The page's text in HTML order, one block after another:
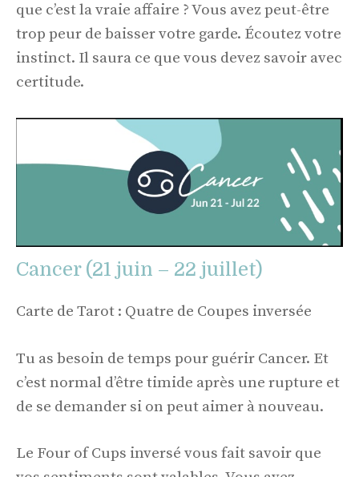
que c’est la vraie affaire ? Vous avez peut-être
trop peur de baisser votre garde. Écoutez votre
instinct. Il saura ce que vous devez savoir avec
certitude.
Cancer (21 juin – 22 juillet)
Carte de Tarot : Quatre de Coupes inversée
Tu as besoin de temps pour guérir Cancer. Et
c’est normal d’être timide après une rupture et
de se demander si on peut aimer à nouveau.
Le Four of Cups inversé vous fait savoir que